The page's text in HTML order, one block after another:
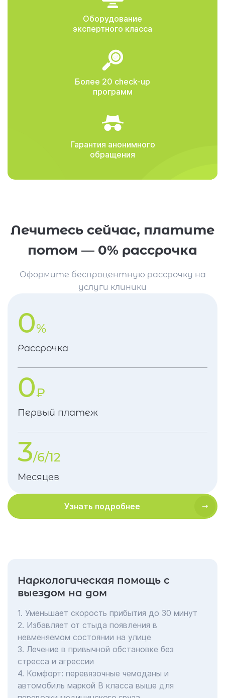
Оборудование
экспертного класса
Более 20 check-up
программ
Гарантия анонимного
обращения
Лечитесь сейчас, платите
потом — 0% рассрочка
Оформите беспроцентную рассрочку на
услуги клиники
0%
Рассрочка
0₽
Первый платеж
3/6/12
Месяцев
Узнать подробнее
Наркологическая помощь с
выездом на дом
1. Уменьшает скорость прибытия до 30 минут
2. Избавляет от стыда появления в
невменяемом состоянии на улице
3. Лечение в привычной обстановке без
стресса и агрессии
4. Комфорт: перевязочные чемоданы и
автомобиль маркой В класса выше для